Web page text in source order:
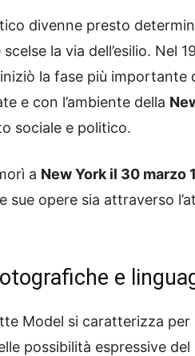
divenne presto
la via dell’esilio. Nel
la fase più
e con l’ambiente della
sociale e politico.
a New York il 30 marzo
sue opere sia attraverso
e
Model si caratterizza
possibilità espressive